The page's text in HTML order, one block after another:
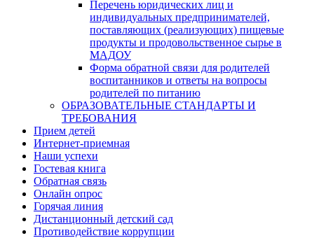
Перечень юридических лиц и
индивидуальных предпринимателей,
поставляющих (реализующих) пищевые
продукты и продовольственное сырье в
МАДОУ
Форма обратной связи для родителей
воспитанников и ответы на вопросы
родителей по питанию
ОБРАЗОВАТЕЛЬНЫЕ СТАНДАРТЫ И
ТРЕБОВАНИЯ
Прием детей
Интернет-приемная
Наши успехи
Гостевая книга
Обратная связь
Онлайн опрос
Горячая линия
Дистанционный детский сад
Противодействие коррупции